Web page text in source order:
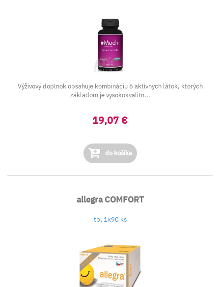
Výživový doplnok obsahuje kombináciu 6 aktívnych látok, ktorých
základom je vysokokvalitn...
19,07 €
do košíka
allegra COMFORT
tbl 1x90 ks